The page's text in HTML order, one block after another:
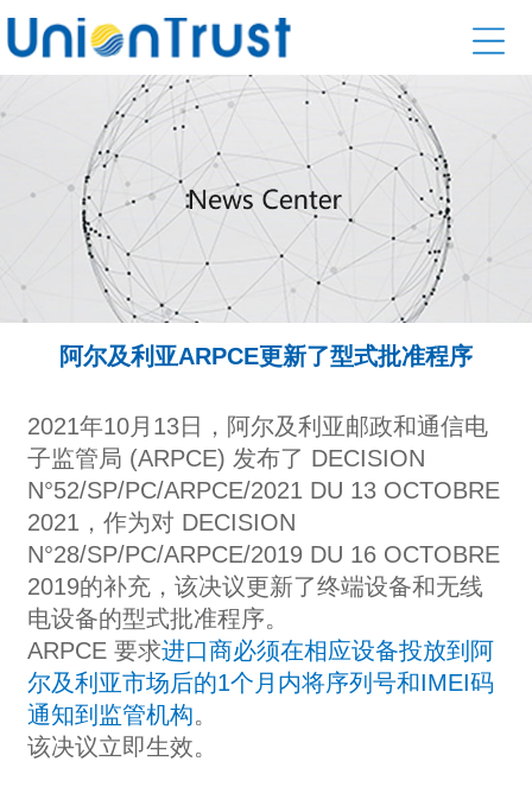
阿尔及利亚ARPCE更新了型式批准程序
2021年10月13日，阿尔及利亚邮政和通信电
子监管局 (ARPCE) 发布了 DECISION
N°52/SP/PC/ARPCE/2021 DU 13 OCTOBRE
2021，作为对 DECISION
N°28/SP/PC/ARPCE/2019 DU 16 OCTOBRE
2019的补充，该决议更新了终端设备和无线
电设备的型式批准程序。
ARPCE 要求进口商必须在相应设备投放到阿
尔及利亚市场后的1个月内将序列号和IMEI码
通知到监管机构。
该决议立即生效。